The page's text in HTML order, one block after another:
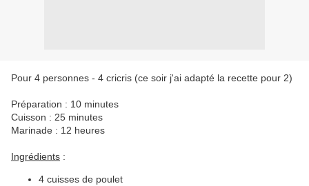
Pour 4 personnes - 4 cricris (ce soir j'ai adapté la recette pour 2)
Préparation : 10 minutes
Cuisson : 25 minutes
Marinade : 12 heures
Ingrédients :
4 cuisses de poulet